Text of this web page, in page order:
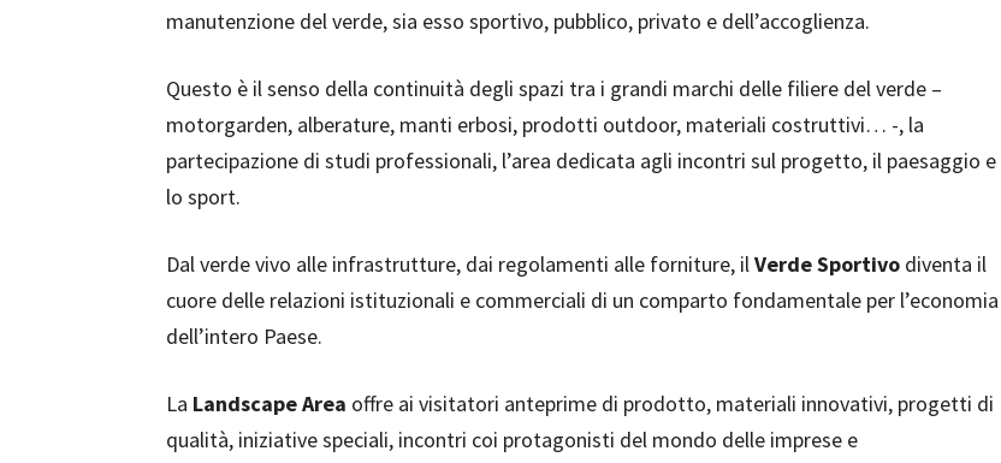
manutenzione del verde, sia esso sportivo, pubblico, privato e dell’accoglienza.
Questo è il senso della continuità degli spazi tra i grandi marchi delle filiere del verde –
motorgarden, alberature, manti erbosi, prodotti outdoor, materiali costruttivi… -, la
partecipazione di studi professionali, l’area dedicata agli incontri sul progetto, il paesaggio e
lo sport.
Dal verde vivo alle infrastrutture, dai regolamenti alle forniture, ilVerde Sportivo diventa il
cuore delle relazioni istituzionali e commerciali di un comparto fondamentale per l’economia
dell’intero Paese.
La Landscape Area offre ai visitatori anteprime di prodotto, materiali innovativi, progetti di
qualità, iniziative speciali, incontri coi protagonisti del mondo delle imprese e